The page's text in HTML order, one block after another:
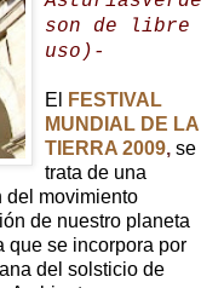
son de libre
uso)-
El
FESTIVAL
MUNDIAL DE LA
TIERRA 2009, se
trata de una
del movimiento
de nuestro planeta
que se incorpora por
del solsticio de